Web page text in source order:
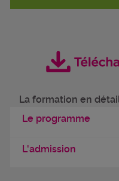
La formation en
Le programme
L'admission